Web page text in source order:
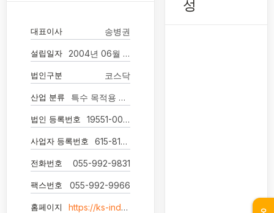
대표이사 송병권
설립일자 2004년 06월 03일
법인구분 코스닥
산업 분류 특수 목적용 기계 제조업
법인 등록번호 19551-0072268
사업자 등록번호 615-81-38175
전화번호 055-992-9831
팩스번호 055-992-9966
홈페이지 https://ks-industry.co.kr/
성